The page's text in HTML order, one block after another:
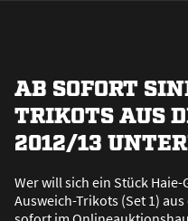
AB SOFORT
TRIKOTS AUS
2012/13
Wer will sich ein Stück
Ausweich-Trikots (Set 1)